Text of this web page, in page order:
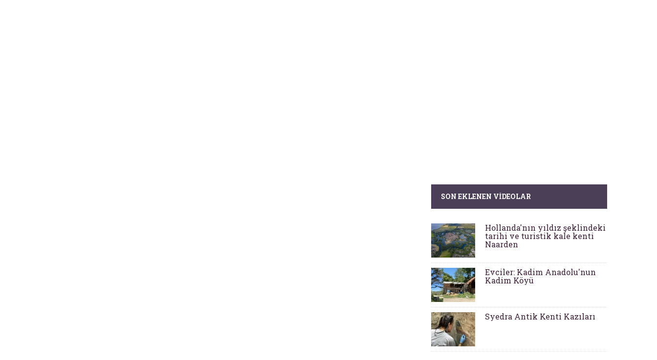
SON EKLENEN VIDEOLAR
Hollanda'nın yıldız şeklindeki
tarihi ve turistik kale kenti
Naarden
Evciler: Kadim Anadolu'nun
Kadim Köyü
Syedra Antik Kenti Kazıları